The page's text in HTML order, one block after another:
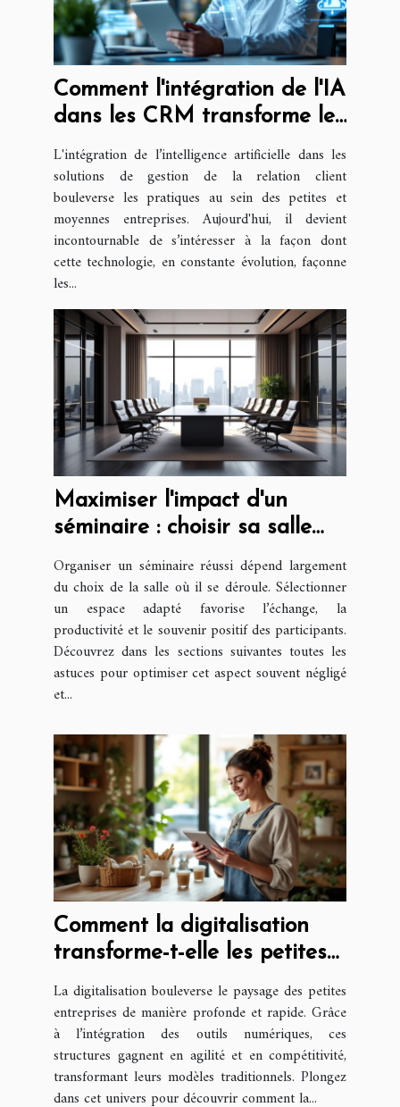
Comment l'intégration de l'IA
dans les CRM transforme les
L'intégration de l’intelligence artificielle dans les
solutions de gestion de la relation client
bouleverse les pratiques au sein des petites et
moyennes entreprises. Aujourd'hui, il devient
incontournable de s’intéresser à la façon dont
cette technologie, en constante évolution, façonne
les...
Maximiser l'impact d'un
séminaire : choisir sa salle
Organiser un séminaire réussi dépend largement
du choix de la salle où il se déroule. Sélectionner
un espace adapté favorise l’échange, la
productivité et le souvenir positif des participants.
Découvrez dans les sections suivantes toutes les
astuces pour optimiser cet aspect souvent négligé
et...
Comment la digitalisation
transforme-t-elle les petites
La digitalisation bouleverse le paysage des petites
entreprises de manière profonde et rapide. Grâce
à l’intégration des outils numériques, ces
structures gagnent en agilité et en compétitivité,
transformant leurs modèles traditionnels. Plongez
dans cet univers pour découvrir comment la...